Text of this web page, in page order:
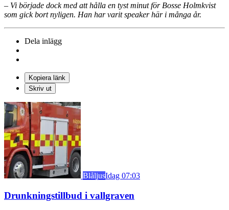
– Vi började dock med att hålla en tyst minut för Bosse Holmkvist
som gick bort nyligen. Han har varit speaker här i många år.
Dela inlägg
Kopiera länk
Skriv ut
BlåljusIdag 07:03
Drunkningstillbud i vallgraven